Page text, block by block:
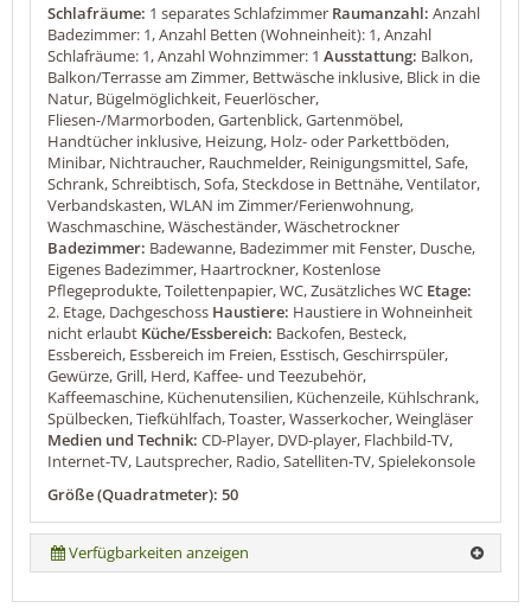
Schlafräume: 1 separates Schlafzimmer Raumanzahl: Anzahl
Badezimmer: 1, Anzahl Betten (Wohneinheit): 1, Anzahl
Schlafräume: 1, Anzahl Wohnzimmer: 1 Ausstattung: Balkon,
Balkon/Terrasse am Zimmer, Bettwäsche inklusive, Blick in die
Natur, Bügelmöglichkeit, Feuerlöscher,
Fliesen-/Marmorboden, Gartenblick, Gartenmöbel,
Handtücher inklusive, Heizung, Holz- oder Parkettböden,
Minibar, Nichtraucher, Rauchmelder, Reinigungsmittel, Safe,
Schrank, Schreibtisch, Sofa, Steckdose in Bettnähe, Ventilator,
Verbandskasten, WLAN im Zimmer/Ferienwohnung,
Waschmaschine, Wäscheständer, Wäschetrockner
Badezimmer: Badewanne, Badezimmer mit Fenster, Dusche,
Eigenes Badezimmer, Haartrockner, Kostenlose
Pflegeprodukte, Toilettenpapier, WC, Zusätzliches WC Etage:
2. Etage, Dachgeschoss Haustiere: Haustiere in Wohneinheit
nicht erlaubt Küche/Essbereich: Backofen, Besteck,
Essbereich, Essbereich im Freien, Esstisch, Geschirrspüler,
Gewürze, Grill, Herd, Kaffee- und Teezubehör,
Kaffeemaschine, Küchenutensilien, Küchenzeile, Kühlschrank,
Spülbecken, Tiefkühlfach, Toaster, Wasserkocher, Weingläser
Medien und Technik: CD-Player, DVD-player, Flachbild-TV,
Internet-TV, Lautsprecher, Radio, Satelliten-TV, Spielekonsole
Größe (Quadratmeter): 50
Verfügbarkeiten anzeigen